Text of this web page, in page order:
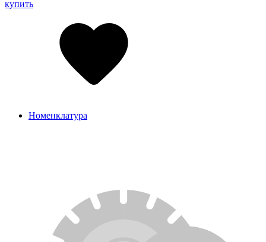
купить
Номенклатура